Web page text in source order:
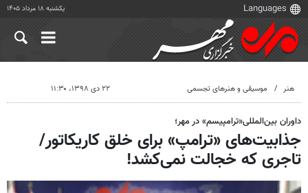
یکشنبه ۱۸ مرداد ۱۴۰۵
هنر موسیقی و هنرهای تجسمی ۲۲ دی ۱۳۹۸، ۱۱:۳۰
داوران بین‌المللی«ترامپیسم» در مهر؛
جذابیت‌های «ترامپ» برای خلق کاریکاتور/
تاجری که خجالت نمی‌کشد!